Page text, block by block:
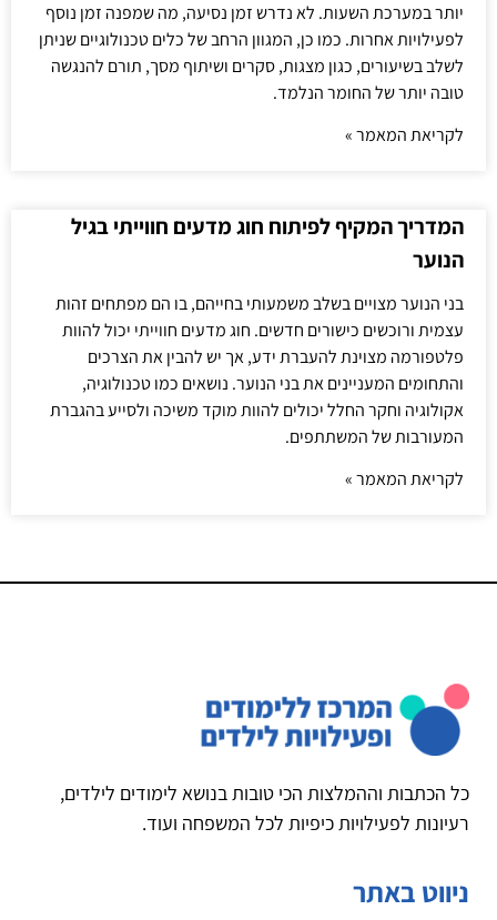
יותר במערכת השעות. לא נדרש זמן נסיעה, מה שמפנה זמן נוסף
לפעילויות אחרות. כמו כן, המגוון הרחב של כלים טכנולוגיים שניתן
לשלב בשיעורים, כגון מצגות, סקרים ושיתוף מסך, תורם להנגשה
טובה יותר של החומר הנלמד.
לקריאת המאמר »
המדריך המקיף לפיתוח חוג מדעים חווייתי בגיל
הנוער
בני הנוער מצויים בשלב משמעותי בחייהם, בו הם מפתחים זהות
עצמית ורוכשים כישורים חדשים. חוג מדעים חווייתי יכול להוות
פלטפורמה מצוינת להעברת ידע, אך יש להבין את הצרכים
והתחומים המעניינים את בני הנוער. נושאים כמו טכנולוגיה,
אקולוגיה וחקר החלל יכולים להוות מוקד משיכה ולסייע בהגברת
המעורבות של המשתתפים.
לקריאת המאמר »
כל הכתבות וההמלצות הכי טובות בנושא לימודים לילדים,
רעיונות לפעילויות כיפיות לכל המשפחה ועוד.
ניווט באתר